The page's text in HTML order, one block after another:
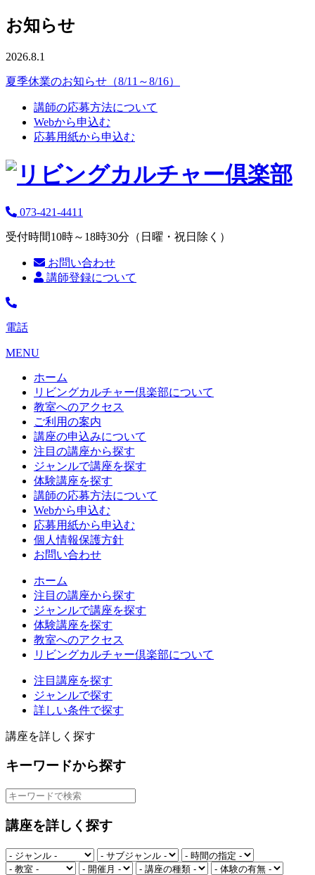
お知らせ
2026.8.1
夏季休業のお知らせ（8/11～8/16）
講師の応募方法について
Webから申込む
応募用紙から申込む
073-421-4411
受付時間10時～18時30分（日曜・祝日除く）
お問い合わせ
講師登録について
電話
MENU
ホーム
リビングカルチャー倶楽部について
教室へのアクセス
ご利用の案内
講座の申込みについて
注目の講座から探す
ジャンルで講座を探す
体験講座を探す
講師の応募方法について
Webから申込む
応募用紙から申込む
個人情報保護方針
お問い合わせ
ホーム
注目の講座から探す
ジャンルで講座を探す
体験講座を探す
教室へのアクセス
リビングカルチャー倶楽部について
注目講座を探す
ジャンルで探す
詳しい条件で探す
講座を詳しく探す
キーワードから探す
講座を詳しく探す